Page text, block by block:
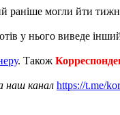
могли йти
у нього виведе
. Також
наш канал https://t.me/